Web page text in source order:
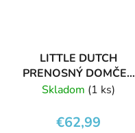
LITTLE DUTCH
PRENOSNÝ DOMČEK
PRE VÍLY FAIRY
Skladom (1 ks)
€62,99